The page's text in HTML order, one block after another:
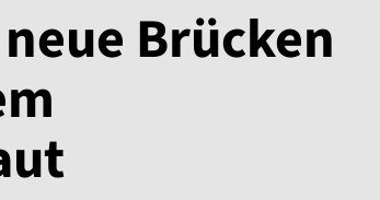
Brücken